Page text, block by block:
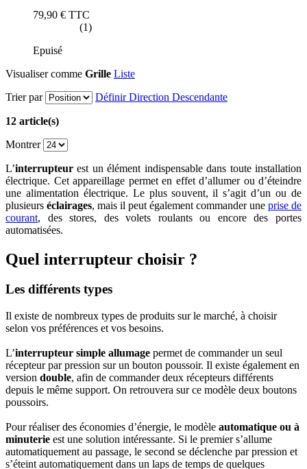
79,90 € TTC
(1)
Epuisé
Visualiser comme Grille Liste
Trier par
Définir Direction Descendante
12 article(s)
Montrer
L’interrupteur est un élément indispensable dans toute installation
électrique. Cet appareillage permet en effet d’allumer ou d’éteindre
une alimentation électrique. Le plus souvent, il s’agit d’un ou de
plusieurs éclairages, mais il peut également commander une prise de
courant, des stores, des volets roulants ou encore des portes
automatisées.
Quel interrupteur choisir ?
Les différents types
Il existe de nombreux types de produits sur le marché, à choisir
selon vos préférences et vos besoins.
L’interrupteur simple allumage permet de commander un seul
récepteur par pression sur un bouton poussoir. Il existe également en
version double, afin de commander deux récepteurs différents
depuis le même support. On retrouvera sur ce modèle deux boutons
poussoirs.
Pour réaliser des économies d’énergie, le modèle automatique ou à
minuterie est une solution intéressante. Si le premier s’allume
automatiquement au passage, le second se déclenche par pression et
s’éteint automatiquement dans un laps de temps de quelques